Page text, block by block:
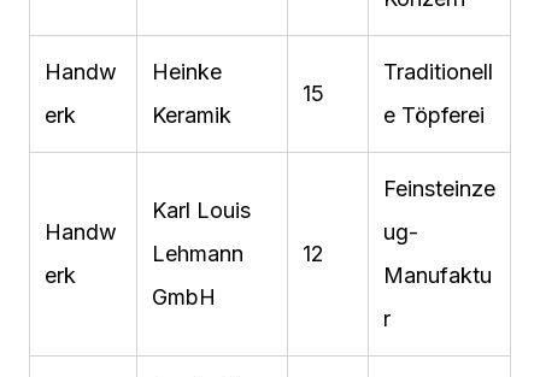
Handw
erk
Heinke
Keramik
15
Traditionell
e Töpferei
Handw
erk
Karl Louis
Lehmann
GmbH
12
Feinsteinze
ug-
Manufaktu
r